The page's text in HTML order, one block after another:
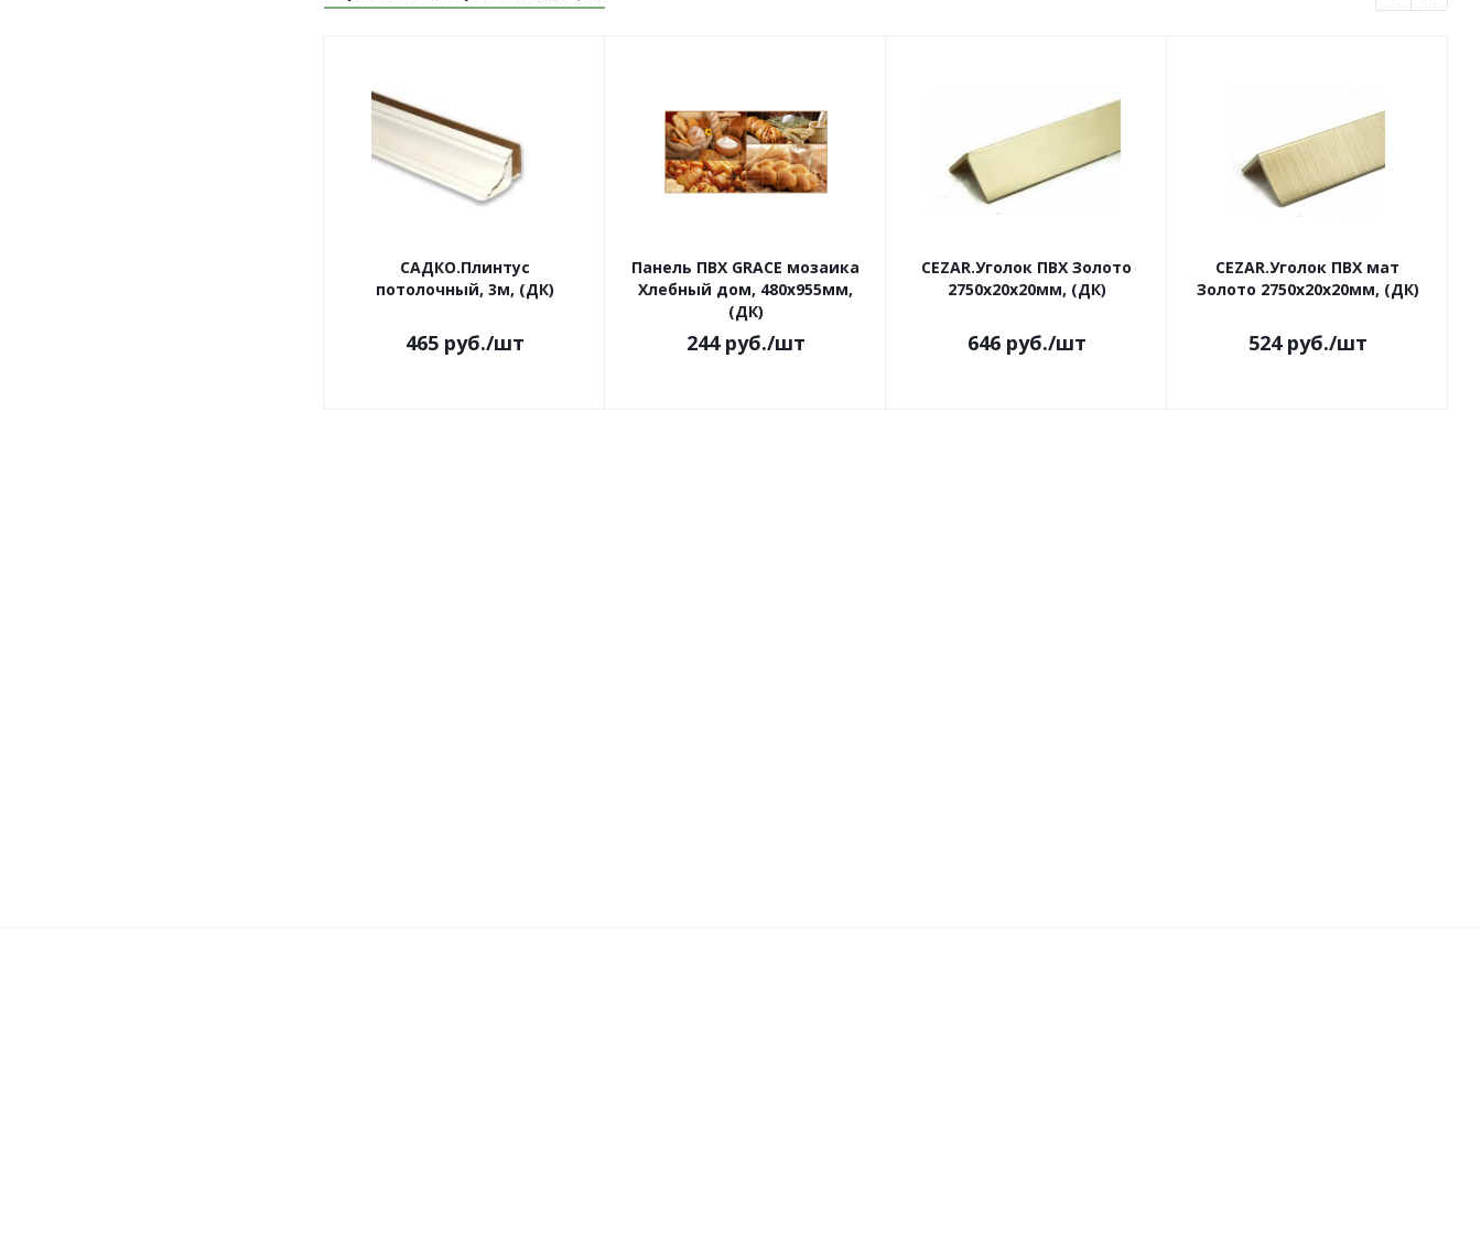
САДКО.Плинтус
потолочный, 3м, (ДК)
465руб./шт
Панель ПВХ GRACE мозаика
Хлебный дом, 480х955мм,
(ДК)
244руб./шт
CEZAR.Уголок ПВХ Золото
2750х20х20мм, (ДК)
646руб./шт
CEZAR.Уголок ПВХ мат
Золото 2750х20х20мм, (ДК)
524руб./шт